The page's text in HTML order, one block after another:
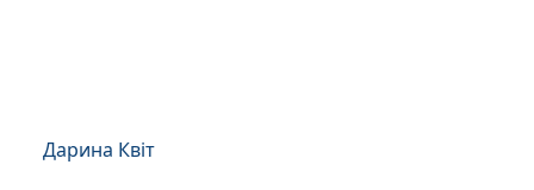
Дарина Квіт